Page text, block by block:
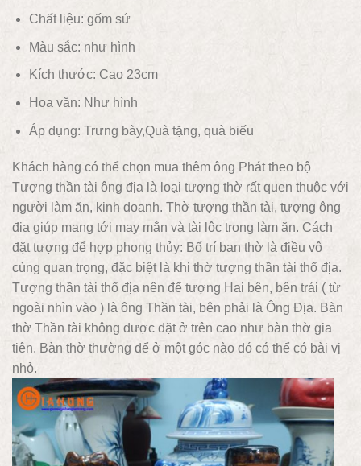
Chất liệu: gốm sứ
Màu sắc: như hình
Kích thước: Cao 23cm
Hoa văn: Như hình
Áp dụng: Trưng bày,Quà tặng, quà biếu
Khách hàng có thể chọn mua thêm ông Phát theo bộ
Tượng thần tài ông địa là loại tượng thờ rất quen thuộc với
người làm ăn, kinh doanh. Thờ tượng thần tài, tượng ông
địa giúp mang tới may mắn và tài lộc trong làm ăn. Cách
đặt tượng để hợp phong thủy: Bố trí ban thờ là điều vô
cùng quan trọng, đặc biệt là khi thờ tượng thần tài thổ địa.
Tượng thần tài thổ địa nên để tượng Hai bên, bên trái ( từ
ngoài nhìn vào ) là ông Thần tài, bên phải là Ông Địa. Bàn
thờ Thần tài không được đặt ở trên cao như bàn thờ gia
tiên. Bàn thờ thường để ở một góc nào đó có thể có bài vị
nhỏ.